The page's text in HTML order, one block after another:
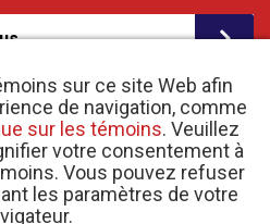
sur ce site Web afin
de navigation, comme
sur les témoins. Veuillez
votre consentement à
Vous pouvez refuser
les paramètres de votre
de confidentialité